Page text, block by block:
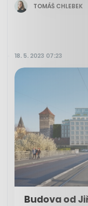
TOMÁŠ CHLEBEK
18. 5. 2023 07:23
Budova od